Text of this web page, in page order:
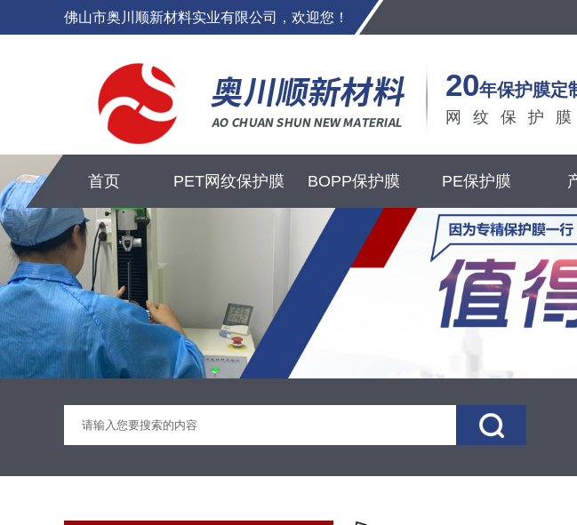
佛山市奥川顺新材料实业有限公司，欢迎您！
20年保护膜定
网纹保护
首页 PET网纹保护膜 BOPP保护膜 PE保护膜